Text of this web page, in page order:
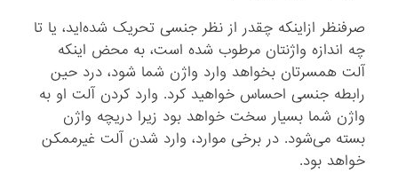
صرفنظر ازاینکه چقدر از نظر جنسی تحریک شده‌اید، یا تا
چه اندازه واژنتان مرطوب شده است، به محض اینکه
آلت همسرتان بخواهد وارد واژن شما شود، درد حین
رابطه‌ جنسی احساس خواهید کرد. وارد کردن آلت او به
واژن شما بسیار سخت خواهد بود زیرا دریچه واژن
بسته می‌شود. در برخی موارد، وارد شدن آلت غیرممکن
خواهد بود.